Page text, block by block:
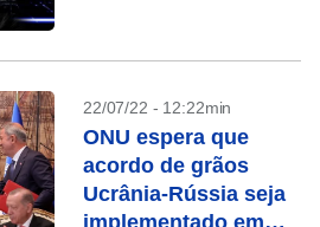
22/07/22 - 12:22min
ONU espera que
acordo de grãos
Ucrânia-Rússia seja
implementado em